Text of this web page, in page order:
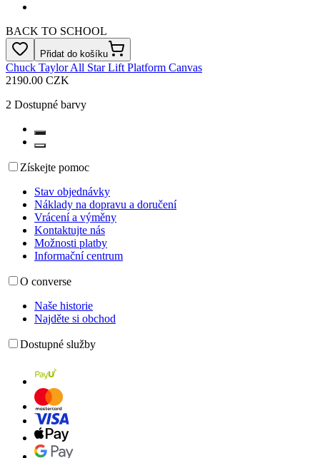
BACK TO SCHOOL
Přidat do košíku
Chuck Taylor All Star Lift Platform Canvas
2190.00 CZK
2 Dostupné barvy
Získejte pomoc
Stav objednávky
Náklady na dopravu a doručení
Vrácení a výměny
Kontaktujte nás
Možnosti platby
Informační centrum
O converse
Naše historie
Najděte si obchod
Dostupné služby